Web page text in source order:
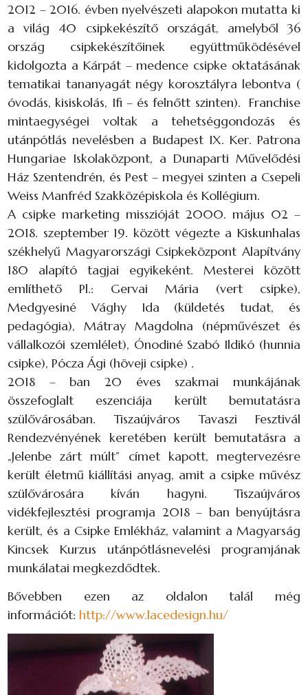
2012 – 2016. évben nyelvészeti alapokon mutatta ki
a világ 40 csipkekészítő országát, amelyből 36
ország csipkekészítőinek együttműködésével
kidolgozta a Kárpát – medence csipke oktatásának
tematikai tananyagát négy korosztályra lebontva (
óvodás, kisiskolás, Ifi – és felnőtt szinten). Franchise
mintaegységei voltak a tehetséggondozás és
utánpótlás nevelésben a Budapest IX. Ker. Patrona
Hungariae Iskolaközpont, a Dunaparti Művelődési
Ház Szentendrén, és Pest – megyei szinten a Csepeli
Weiss Manfréd Szakközépiskola és Kollégium.
A csipke marketing misszióját 2000. május 02 –
2018. szeptember 19. között végezte a Kiskunhalas
székhelyű Magyarországi Csipkeközpont Alapítvány
180 alapító tagjai egyikeként. Mesterei között
említhető Pl.: Gervai Mária (vert csipke),
Medgyesiné Vághy Ida (küldetés tudat, és
pedagógia), Mátray Magdolna (népművészet és
vállalkozói szemlélet), Ónodiné Szabó Ildikó (hunnia
csipke), Pócza Ági (höveji csipke) .
2018 – ban 20 éves szakmai munkájának
összefoglalt eszenciája került bemutatásra
szülővárosában. Tiszaújváros Tavaszi Fesztivál
Rendezvényének keretében került bemutatásra a
„Jelenbe zárt múlt” címet kapott, megtervezésre
került életmű kiállítási anyag, amit a csipke művész
szülővárosára kíván hagyni. Tiszaújváros
vidékfejlesztési programja 2018 – ban benyújtásra
került, és a Csipke Emlékház, valamint a Magyarság
Kincsek Kurzus utánpótlásnevelési programjának
munkálatai megkezdődtek.
Bővebben ezen az oldalon talál még
információt: http://www.lacedesign.hu/